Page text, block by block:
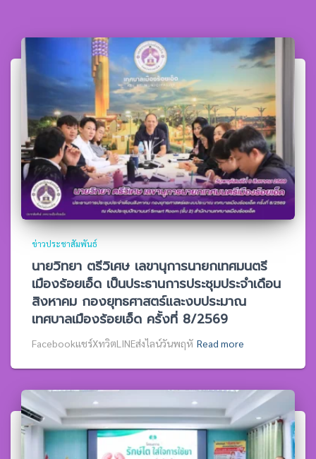
ข่าวประชาสัมพันธ์
นายวิทยา ตรีวิเศษ เลขานุการนายกเทศมนตรี
เมืองร้อยเอ็ด เป็นประธานการประชุมประจำเดือน
สิงหาคม กองยุทธศาสตร์และงบประมาณ
เทศบาลเมืองร้อยเอ็ด ครั้งที่ 8/2569
Facebookแชร์XทวิตLINEส่งไลน์วันพฤหั Read more